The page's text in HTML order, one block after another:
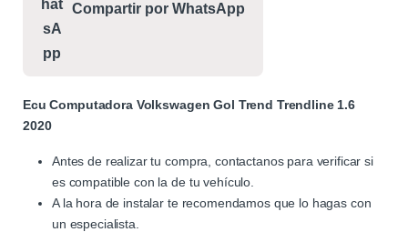
Compartir por WhatsApp
Ecu Computadora Volkswagen Gol Trend Trendline 1.6
2020
Antes de realizar tu compra, contactanos para verificar si
es compatible con la de tu vehículo.
A la hora de instalar te recomendamos que lo hagas con
un especialista.